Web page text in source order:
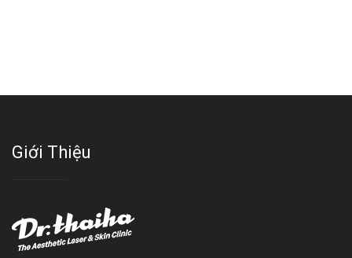
Giới Thiệu